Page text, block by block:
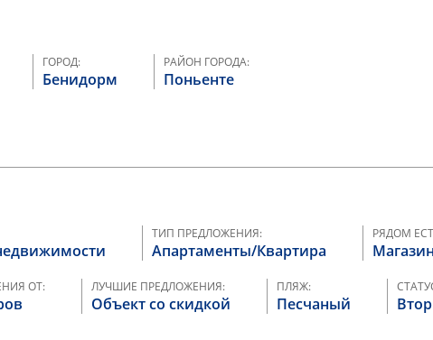
ГОРОД:
Бенидорм
РАЙОН ГОРОДА:
Поньенте
ТИП ПРЕДЛОЖЕНИЯ:
Апартаменты/Квартира
РЯДОМ
ОТ: ЛУЧШИЕ ПРЕДЛОЖЕНИЯ:
Объект со скидкой
ПЛЯЖ:
Песчаный